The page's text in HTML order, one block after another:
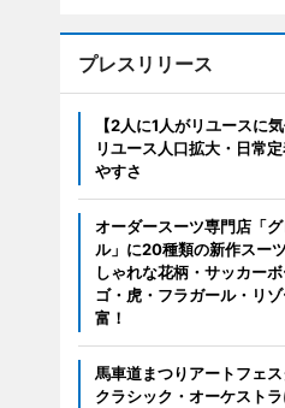
プレスリリース
【2人に1人がリユースに
リユース人口拡大・日常
やすさ
オーダースーツ専門店「
ル」に20種類の新作スー
しゃれな花柄・サッカー
ゴ・虎・フラガール・リ
富！
馬車道まつりアートフェ
クラシック・オーケスト